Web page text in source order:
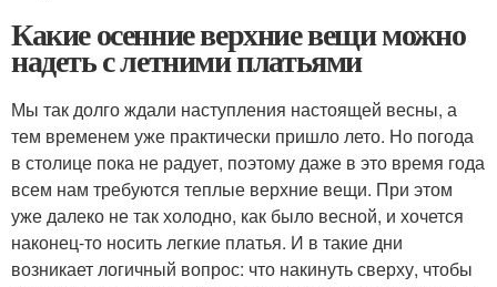
Какие осенние верхние вещи можно
надеть с летними платьями
Мы так долго ждали наступления настоящей весны, а
тем временем уже практически пришло лето. Но погода
в столице пока не радует, поэтому даже в это время года
всем нам требуются теплые верхние вещи. При этом
уже далеко не так холодно, как было весной, и хочется
наконец-то носить легкие платья. И в такие дни
возникает логичный вопрос: что накинуть сверху, чтобы